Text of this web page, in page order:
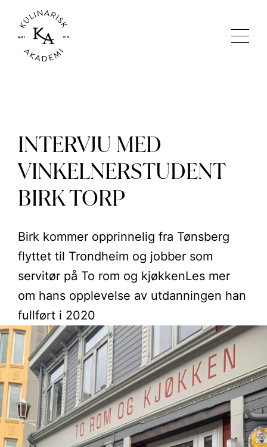
INTERVJU MED
VINKELNERSTUDENT
BIRK TORP
Birk kommer opprinnelig fra Tønsberg
flyttet til Trondheim og jobber som
servitør på To rom og kjøkkenLes mer
om hans opplevelse av utdanningen han
fullført i 2020